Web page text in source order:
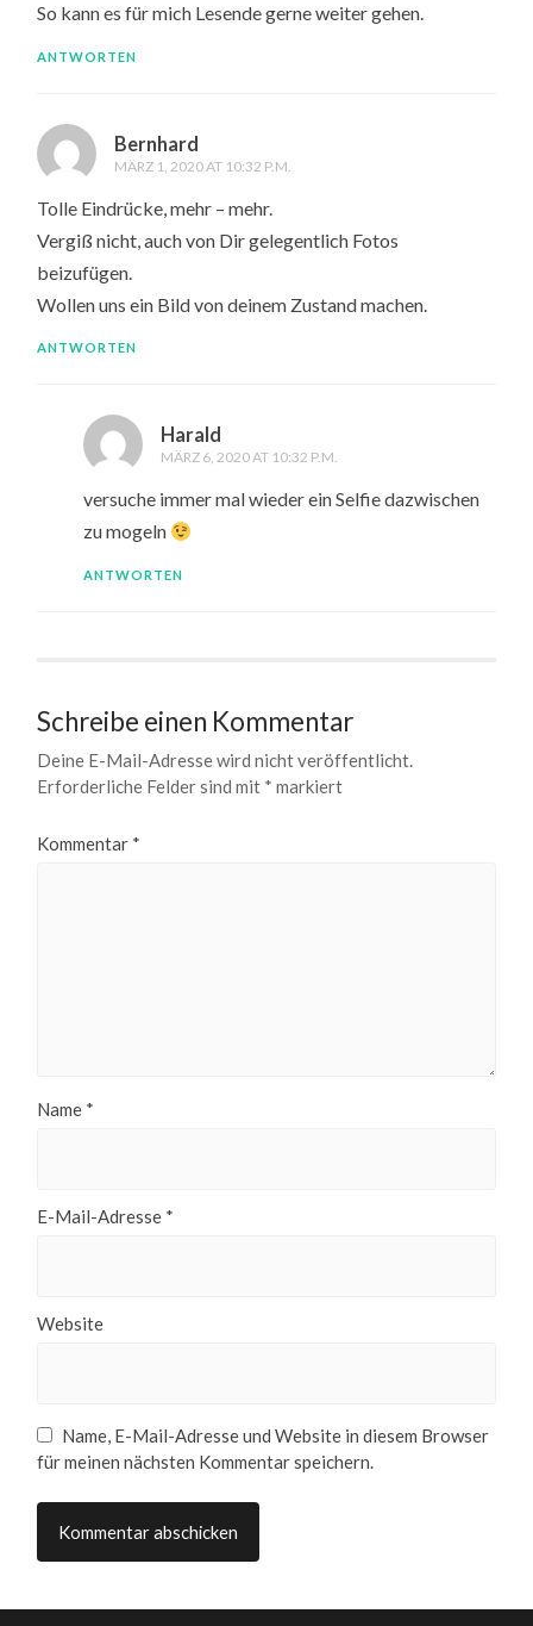
So kann es für mich Lesende gerne weiter gehen.
ANTWORTEN
Bernhard
MÄRZ 1, 2020 AT 10:32 P.M.
Tolle Eindrücke, mehr – mehr.
Vergiß nicht, auch von Dir gelegentlich Fotos
beizufügen.
Wollen uns ein Bild von deinem Zustand machen.
ANTWORTEN
Harald
MÄRZ 6, 2020 AT 10:32 P.M.
versuche immer mal wieder ein Selfie dazwischen
zu mogeln
ANTWORTEN
Schreibe einen Kommentar
Deine E-Mail-Adresse wird nicht veröffentlicht.
Erforderliche Felder sind mit * markiert
Kommentar *
Name *
E-Mail-Adresse *
Website
Name, E-Mail-Adresse und Website in diesem Browser
für meinen nächsten Kommentar speichern.